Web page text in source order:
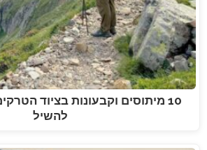
10 מיתוסים וקבעונות בציוד
להשיל